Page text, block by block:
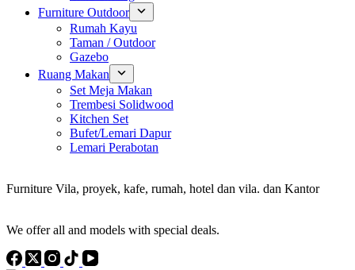
Furniture Outdoor
Rumah Kayu
Taman / Outdoor
Gazebo
Ruang Makan
Set Meja Makan
Trembesi Solidwood
Kitchen Set
Bufet/Lemari Dapur
Lemari Perabotan
Furniture Vila, proyek, kafe, rumah, hotel dan vila. dan Kantor
We offer all and models with special deals.